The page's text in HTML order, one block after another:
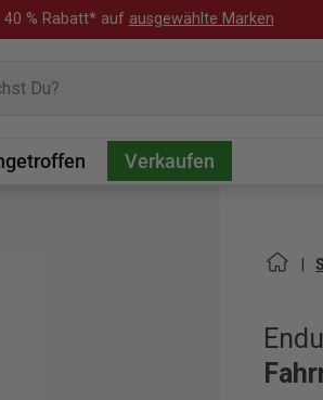
% Rabatt* auf ausgewählte Marken
Verkaufen